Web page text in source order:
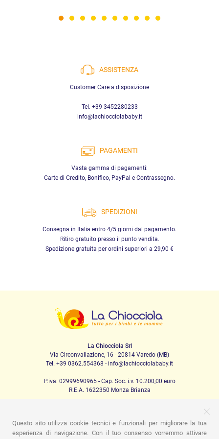
ASSISTENZA
Customer Care a disposizione
Tel. +39 3452280233
info@lachiocciolababy.it
PAGAMENTI
Vasta gamma di pagamenti:
Carte di Credito, Bonifico, PayPal e Contrassegno.
SPEDIZIONI
Consegna in Italia entro 4/5 giorni dal pagamento.
Ritiro gratuito presso il punto vendita.
Spedizione gratuita per ordini superiori a 29,90 €
La Chiocciola Srl
Via Circonvallazione, 16 - 20814 Varedo (MB)
Tel. +39 0362.554368 - info@lachiocciolababy.it
P.iva: 02999690965 - Cap. Soc. i.v. 10.200,00 euro
R.E.A. 1622350 Monza Brianza
PRODOTTI
Questo sito utilizza cookie tecnici e funzionali per migliorare la tua
esperienza di navigazione. Con il tuo consenso vorremmo attivare